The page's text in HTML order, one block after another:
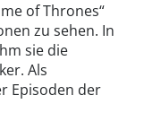
of Thrones“
zu sehen. In
sie die
Als
Episoden der